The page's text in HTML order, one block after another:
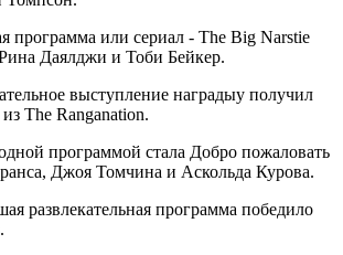
программа или сериал - The Big Narstie
Даялджи и Тоби Бейкер.
выступление наградыу получил
The Ranganation.
программой стала Добро пожаловать
Джоя Томчина и Аскольда Курова.
развлекательная программа победило